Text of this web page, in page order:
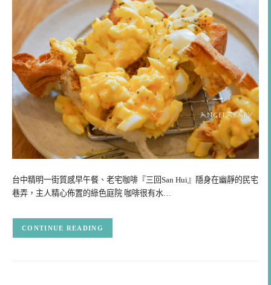
台中精明一街質感早午餐、老宅咖啡『三回San Hui』隱身在幽靜的民宅
巷弄，主人精心佈置的綠色庭院 咖啡很有水…
CONTINUE READING